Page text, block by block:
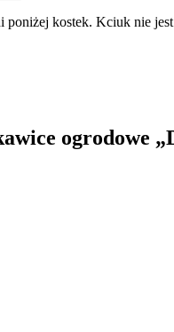
kostek. Kciuk nie
ogrodowe